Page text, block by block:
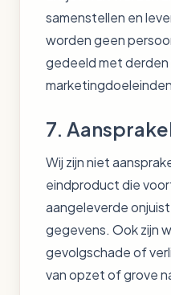
samenstellen en
worden geen
gedeeld met derden
7.
Wij zijn niet
eindproduct die
aangeleverde
gegevens. Ook zijn
gevolgschade of
van opzet of grove